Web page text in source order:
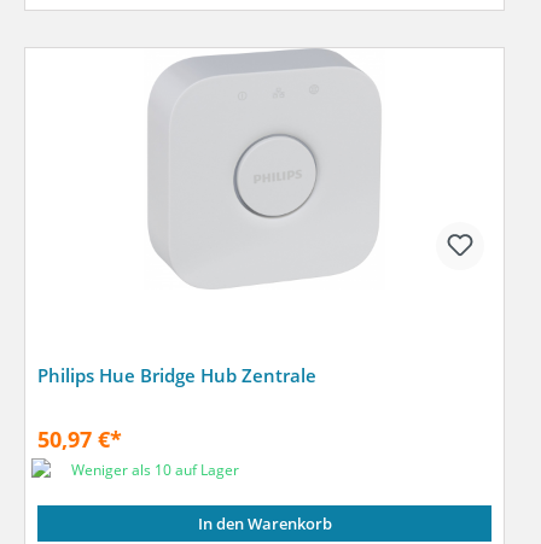
Philips Hue Bridge Hub Zentrale
50,97 €*
Weniger als 10 auf Lager
In den Warenkorb